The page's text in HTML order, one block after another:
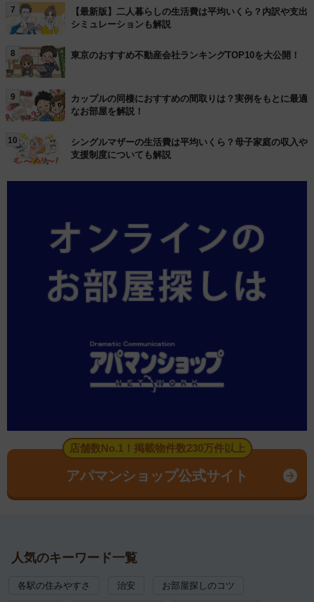
7
【最新版】二人暮らしの生活費は平均いくら？内訳や支出
シミュレーションも解説
8 東京のおすすめ不動産会社ランキングTOP10を大公開！
9
カップルの同棲におすすめの間取りは？実例をもとに最適
なお部屋を解説！
10
シングルマザーの生活費は平均いくら？母子家庭の収入や
支援制度についても解説
店舗数No.1！掲載物件数230万件以上
アパマンショップ公式サイト
人気のキーワード一覧
各駅の住みやすさ 治安 お部屋探しのコツ